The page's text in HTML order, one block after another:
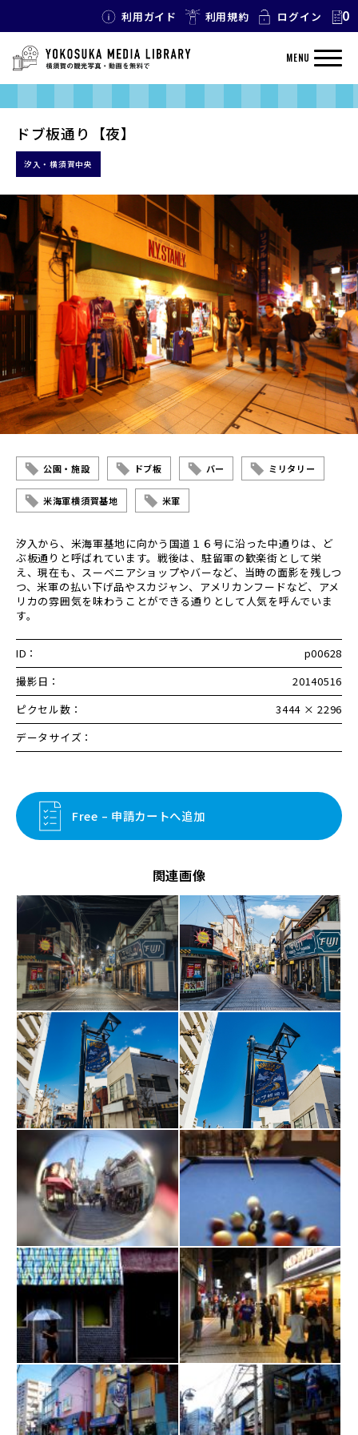
利用ガイド 利用規約 ログイン 0
MENU
ドブ板通り【夜】
汐入・横須賀中央
公園・施設 ドブ板 バー ミリタリー
米海軍横須賀基地 米軍
汐入から、米海軍基地に向かう国道１６号に沿った中通りは、ど
ぶ板通りと呼ばれています。戦後は、駐留軍の歓楽街として栄
え、現在も、スーベニアショップやバーなど、当時の面影を残しつ
つ、米軍の払い下げ品やスカジャン、アメリカンフードなど、アメ
リカの雰囲気を味わうことができる通りとして人気を呼んでいま
す。
ID：
p00628
撮影日：
20140516
ピクセル数：
3444 × 2296
データサイズ：
Free – 申請カートへ追加
関連画像